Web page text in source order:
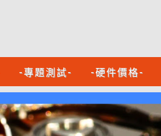
-專題測試- -硬件價格-